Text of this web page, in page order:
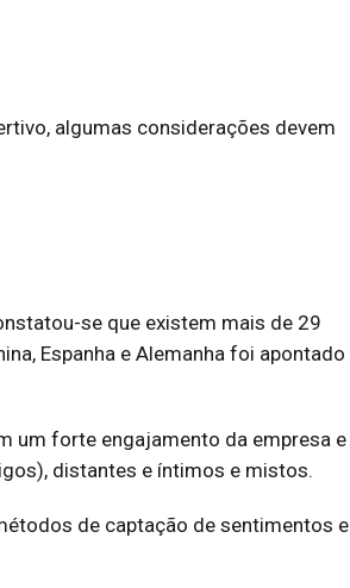
algumas considerações devem
se que existem mais de 29
Espanha e Alemanha foi apontado
um forte engajamento da empresa e
distantes e íntimos e mistos.
de captação de sentimentos e